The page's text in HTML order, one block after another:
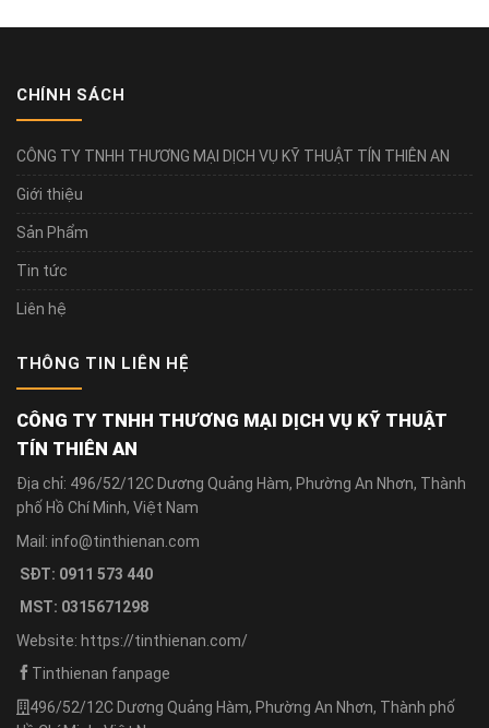
CHÍNH SÁCH
CÔNG TY TNHH THƯƠNG MẠI DỊCH VỤ KỸ THUẬT TÍN THIÊN AN
Giới thiệu
Sản Phẩm
Tin tức
Liên hệ
THÔNG TIN LIÊN HỆ
CÔNG TY TNHH THƯƠNG MẠI DỊCH VỤ KỸ THUẬT
TÍN THIÊN AN
Địa chỉ: 496/52/12C Dương Quảng Hàm, Phường An Nhơn, Thành
phố Hồ Chí Minh, Việt Nam
Mail: info@tinthienan.com
SĐT: 0911 573 440
MST: 0315671298
Website: https://tinthienan.com/
Tinthienan fanpage
496/52/12C Dương Quảng Hàm, Phường An Nhơn, Thành phố